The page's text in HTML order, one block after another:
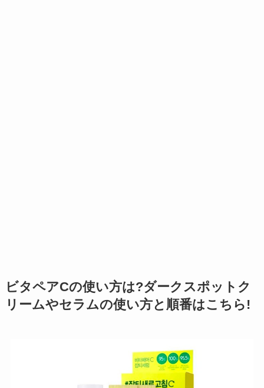
ビタペアCの使い方は?ダークスポットク
リームやセラムの使い方と順番はこちら!